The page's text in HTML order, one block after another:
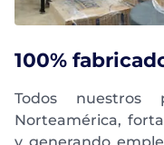
100%
Todos nuestros
Norteamérica,